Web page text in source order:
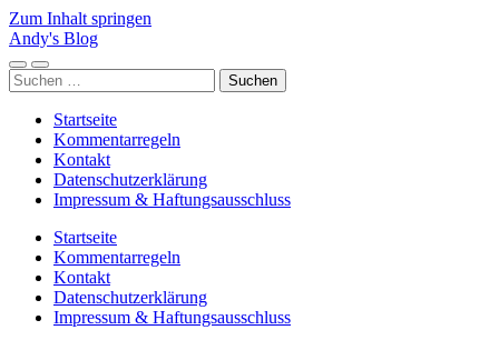
Zum Inhalt springen
Andy's Blog
Mobile-
Menü
Suchfeld
ein-/ausblenden
Suchen
nach:
Startseite
Kommentarregeln
Kontakt
Datenschutzerklärung
Impressum & Haftungsausschluss
Startseite
Kommentarregeln
Kontakt
Datenschutzerklärung
Impressum & Haftungsausschluss